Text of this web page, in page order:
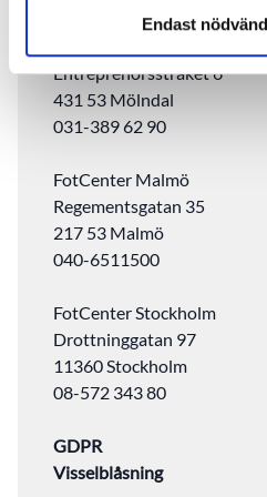
Endast
Entreprenörsstråket 6
431 53 Mölndal
031-389 62 90
FotCenter Malmö
Regementsgatan 35
217 53 Malmö
040-6511500
FotCenter Stockholm
Drottninggatan 97
11360 Stockholm
08-572 343 80
GDPR
Visselblåsning